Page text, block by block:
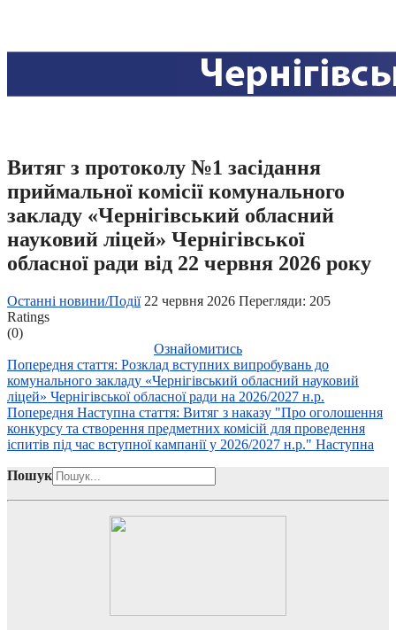
Витяг з протоколу №1 засідання
приймальної комісії комунального
закладу «Чернігівський обласний
науковий ліцей» Чернігівської
обласної ради від 22 червня 2026 року
Останні новини/Події 22 червня 2026 Перегляди: 205
Ratings
(0)
Ознайомитись
Попередня стаття: Розклад вступних випробувань до
комунального закладу «Чернігівський обласний науковий
ліцей» Чернігівської обласної ради на 2026/2027 н.р.
Попередня Наступна стаття: Витяг з наказу "Про оголошення
конкурсу та створення предметних комісій для проведення
іспитів під час вступної кампанії у 2026/2027 н.р." Наступна
Пошук